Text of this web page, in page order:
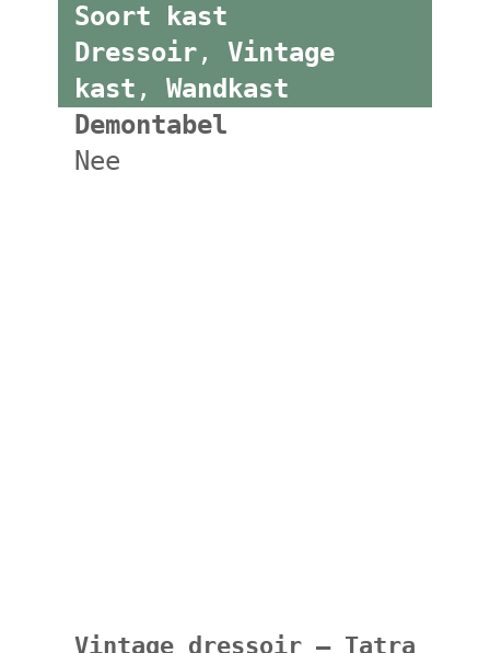
Soort kast
Dressoir,Vintage
kast ,Wandkast
Demontabel
Nee
Vintage dressoir – Tatra